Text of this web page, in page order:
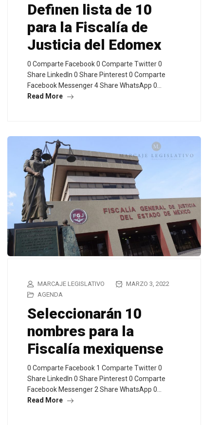
Definen lista de 10
para la Fiscalía de
Justicia del Edomex
0 Comparte Facebook 0 Comparte Twitter 0
Share LinkedIn 0 Share Pinterest 0 Comparte
Facebook Messenger 4 Share WhatsApp 0…
Read More
MARCAJE LEGISLATIVO
MARZO 3, 2022
AGENDA
Seleccionarán 10
nombres para la
Fiscalía mexiquense
0 Comparte Facebook 1 Comparte Twitter 0
Share LinkedIn 0 Share Pinterest 0 Comparte
Facebook Messenger 2 Share WhatsApp 0…
Read More